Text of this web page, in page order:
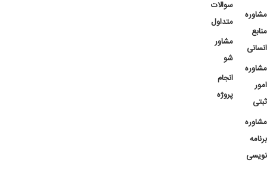
مشاوره
منابع
انسانی
مشاوره
امور
ثبتی
مشاوره
برنامه
نویسی
سوالات
متداول
مشاور
شو
انجام
پروژه